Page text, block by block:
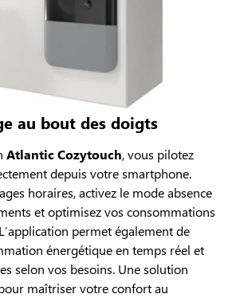
au bout des doigts
Atlantic Cozytouch, vous pilotez
depuis votre smartphone.
horaires, activez le mode absence
et optimisez vos consommations
permet également de
énergétique en temps réel et
selon vos besoins. Une solution
maîtriser votre confort au